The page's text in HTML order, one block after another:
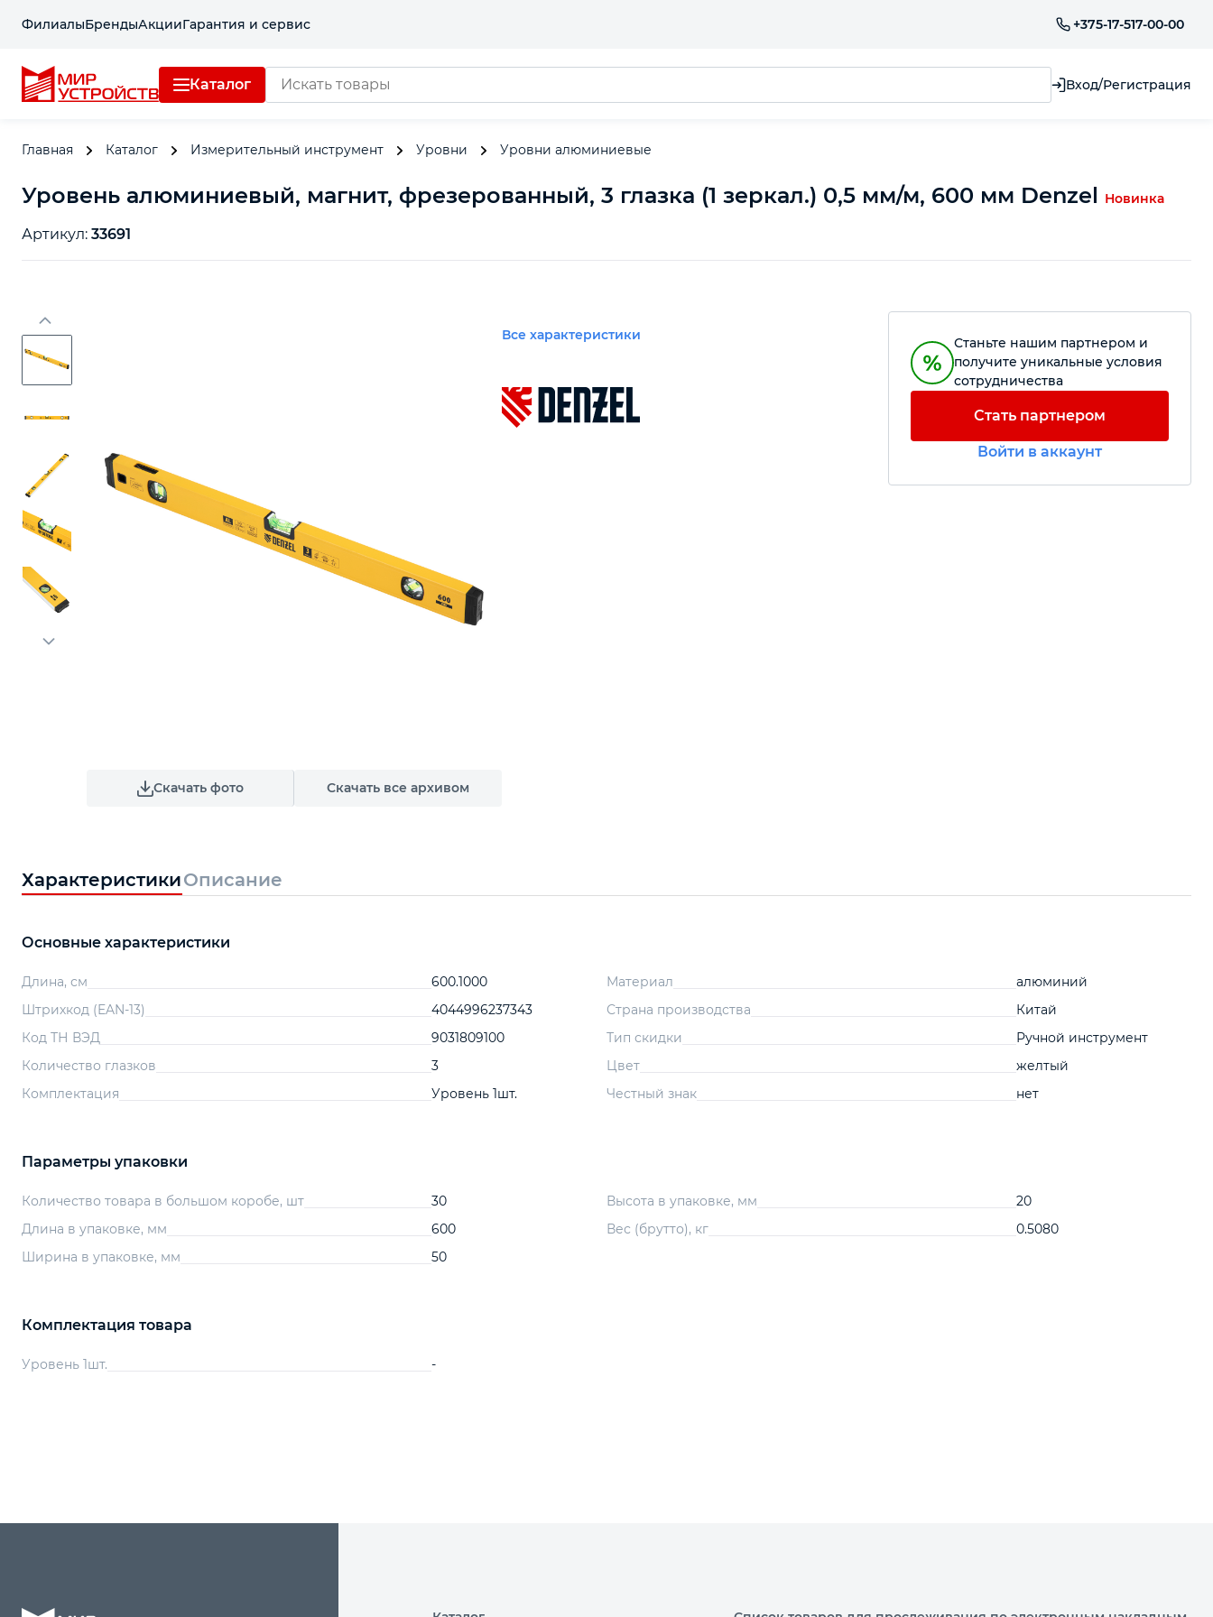
ФилиалыБрендыАкцииГарантия и сервис +375-17-517-00-00
Каталог Вход/Регистрация
Главная Каталог Измерительный инструмент Уровни Уровни алюминиевые
Уровень алюминиевый, магнит, фрезерованный, 3 глазка (1 зеркал.) 0,5 мм/м, 600 мм Denzel Новинка
Артикул: 33691
Скачать фото Скачать все архивом
Все характеристики
Станьте нашим партнером и
получите уникальные условия
сотрудничества
Стать партнером
Войти в аккаунт
ХарактеристикиОписание
Основные характеристики
Длина, см
600.1000
Штрихкод (EAN-13)
4044996237343
Код ТН ВЭД
9031809100
Количество глазков
3
Комплектация
Уровень 1шт.
Материал
алюминий
Страна производства
Китай
Тип скидки
Ручной инструмент
Цвет
желтый
Честный знак
нет
Параметры упаковки
Количество товара в большом коробе, шт
30
Длина в упаковке, мм
600
Ширина в упаковке, мм
50
Высота в упаковке, мм
20
Вес (брутто), кг
0.5080
Комплектация товара
Уровень 1шт. -